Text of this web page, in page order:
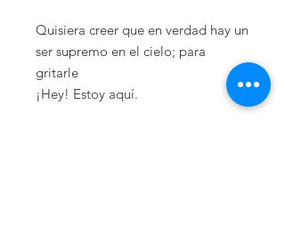
Quisiera creer que en verdad hay un
ser supremo en el cielo; para
gritarle
¡Hey! Estoy aquí.